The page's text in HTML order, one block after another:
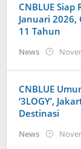
CNBLUE
Januari
11 Tahun
News
CNBLUE
‘3LOGY’,
Destinasi
News